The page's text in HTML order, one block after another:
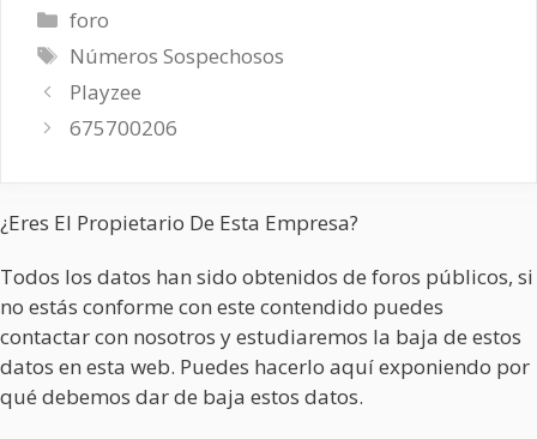
Categorías
foro
Etiquetas
Números Sospechosos
Playzee
675700206
¿Eres El Propietario De Esta Empresa?
Todos los datos han sido obtenidos de foros públicos, si
no estás conforme con este contendido puedes
contactar con nosotros y estudiaremos la baja de estos
datos en esta web. Puedes hacerlo aquí exponiendo por
qué debemos dar de baja estos datos.